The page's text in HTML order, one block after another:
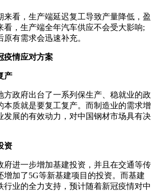
来看，生产端延迟复工导致产量降低，盈
看，生产端全年汽车供应不会受大影响;
有需求会迅速补充。
情应对方案
产
政府出台了一系列保生产、稳就业的政
本质就是要复工复产。而制造业的需求增
发展的有效动力，对中国钢材市场具有决
资
进一步增加基建投资，并且在交通等传
增加了5G等新基建项目的投资。而基建
行业的全力支持，预计随着新冠疫情对中